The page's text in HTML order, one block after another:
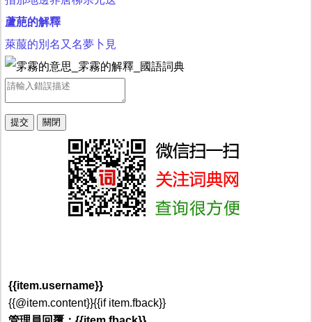
蘆萉的解釋
萊菔的別名又名夢卜見
{{item.username}}
{{@item.content}}{{if item.fback}}